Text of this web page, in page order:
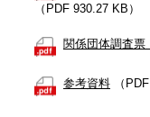
（PDF 930.27 KB）
関係団体調査票
参考資料 （